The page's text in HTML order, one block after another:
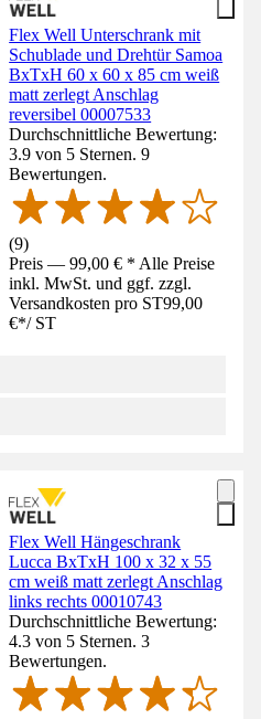
Flex Well Unterschrank mit
Schublade und Drehtür Samoa
BxTxH 60 x 60 x 85 cm weiß
matt zerlegt Anschlag
reversibel 00007533
Durchschnittliche Bewertung:
3.9 von 5 Sternen. 9
Bewertungen.
(9)
Preis — 99,00 € * Alle Preise
inkl. MwSt. und ggf. zzgl.
Versandkosten pro ST99,00
€*/ ST
Flex Well Hängeschrank
Lucca BxTxH 100 x 32 x 55
cm weiß matt zerlegt Anschlag
links rechts 00010743
Durchschnittliche Bewertung:
4.3 von 5 Sternen. 3
Bewertungen.